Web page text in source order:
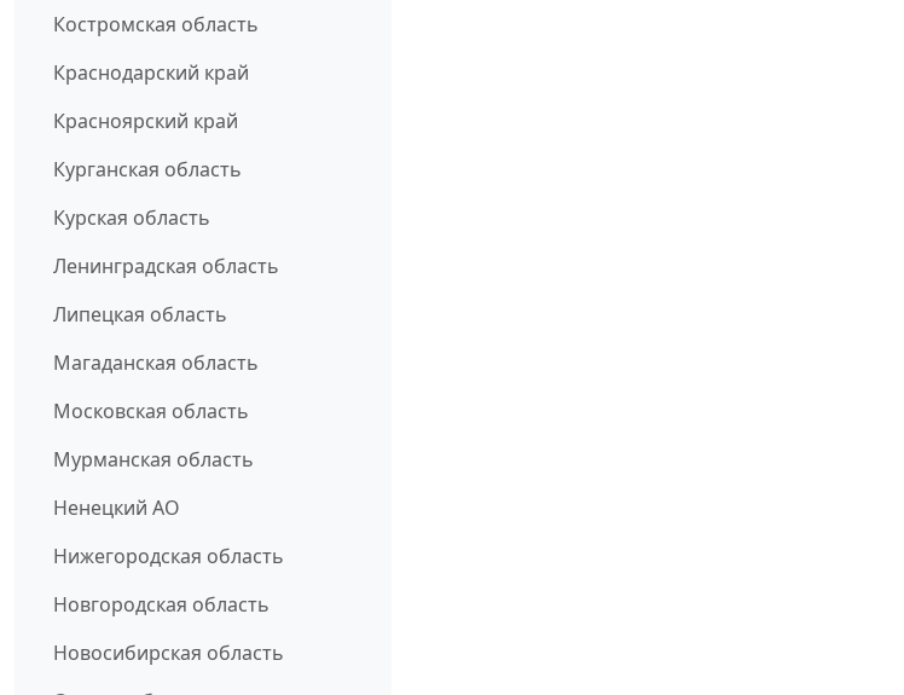
Костромская область
Краснодарский край
Красноярский край
Курганская область
Курская область
Ленинградская область
Липецкая область
Магаданская область
Московская область
Мурманская область
Ненецкий АО
Нижегородская область
Новгородская область
Новосибирская область